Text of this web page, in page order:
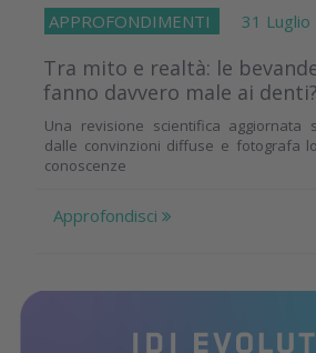
APPROFONDIMENTI 31 Luglio
Tra mito e realtà: le
fanno davvero male ai denti?
Una revisione scientifica aggiornata
dalle convinzioni diffuse e fotografa
conoscenze
Approfondisci